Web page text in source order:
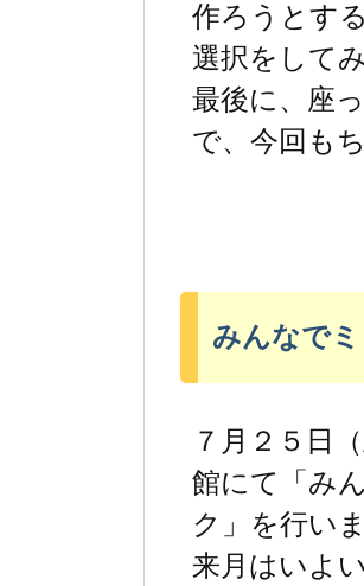
作ろうとす
選択をして
最後に、座
で、今回も
みんなで
７月２５日
館にて「み
ク」を行い
来月はいよ